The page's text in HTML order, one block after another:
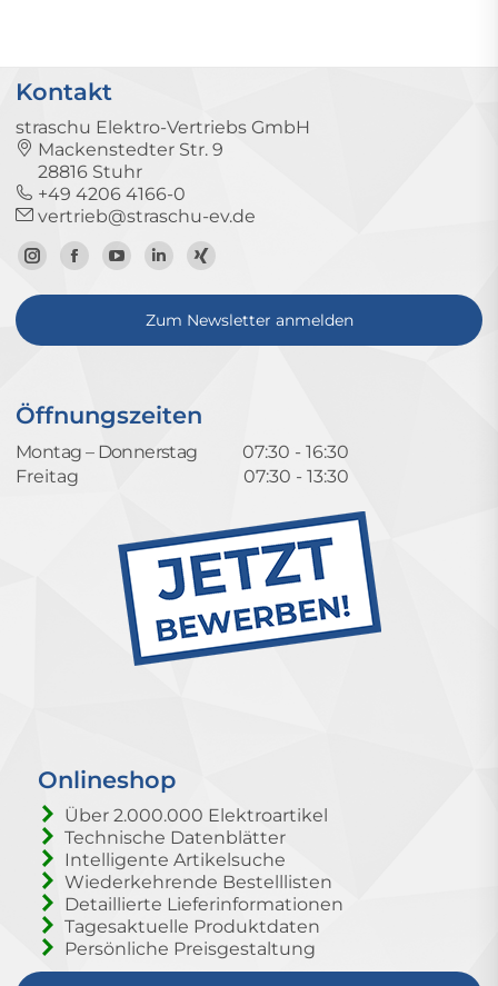
Kontakt
straschu Elektro-Vertriebs GmbH
Mackenstedter Str. 9
28816 Stuhr
+49 4206 4166-0
vertrieb@straschu-ev.de
Zum
Instagram-
Zur
Facebook-
Zum
YouTube-
Kanal
Zum
LinkedIn-
Profil
Zum
Xing-
Profil
Zum Newsletter anmelden
Öffnungszeiten
Montag – Donnerstag
07:30 - 16:30
Freitag
07:30 - 13:30
Onlineshop
Über 2.000.000 Elektroartikel
Technische Datenblätter
Intelligente Artikelsuche
Wiederkehrende Bestelllisten
Detaillierte Lieferinformationen
Tagesaktuelle Produktdaten
Persönliche Preisgestaltung